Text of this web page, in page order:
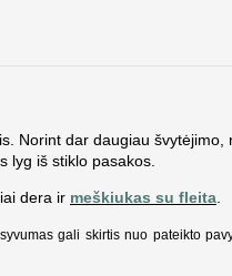
Norint dar daugiau
lyg iš stiklo pasakos.
dera ir meškiukas su fleita.
gali skirtis nuo pateikto